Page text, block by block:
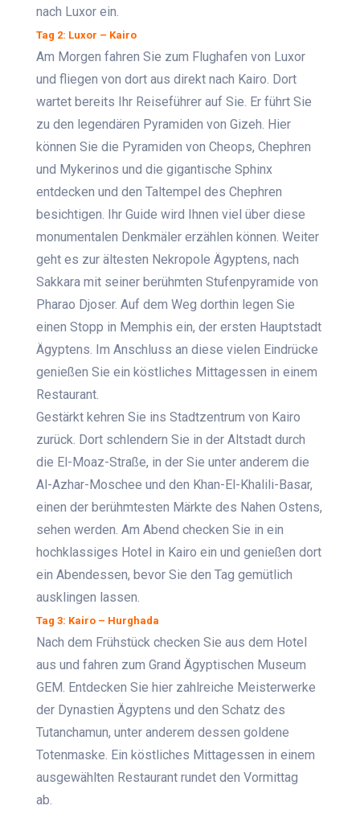
nach Luxor ein.
Tag 2: Luxor – Kairo
Am Morgen fahren Sie zum Flughafen von Luxor
und fliegen von dort aus direkt nach Kairo. Dort
wartet bereits Ihr Reiseführer auf Sie. Er führt Sie
zu den legendären Pyramiden von Gizeh. Hier
können Sie die Pyramiden von Cheops, Chephren
und Mykerinos und die gigantische Sphinx
entdecken und den Taltempel des Chephren
besichtigen. Ihr Guide wird Ihnen viel über diese
monumentalen Denkmäler erzählen können. Weiter
geht es zur ältesten Nekropole Ägyptens, nach
Sakkara mit seiner berühmten Stufenpyramide von
Pharao Djoser. Auf dem Weg dorthin legen Sie
einen Stopp in Memphis ein, der ersten Hauptstadt
Ägyptens. Im Anschluss an diese vielen Eindrücke
genießen Sie ein köstliches Mittagessen in einem
Restaurant.
Gestärkt kehren Sie ins Stadtzentrum von Kairo
zurück. Dort schlendern Sie in der Altstadt durch
die El-Moaz-Straße, in der Sie unter anderem die
Al-Azhar-Moschee und den Khan-El-Khalili-Basar,
einen der berühmtesten Märkte des Nahen Ostens,
sehen werden. Am Abend checken Sie in ein
hochklassiges Hotel in Kairo ein und genießen dort
ein Abendessen, bevor Sie den Tag gemütlich
ausklingen lassen.
Tag 3: Kairo – Hurghada
Nach dem Frühstück checken Sie aus dem Hotel
aus und fahren zum Grand Ägyptischen Museum
GEM. Entdecken Sie hier zahlreiche Meisterwerke
der Dynastien Ägyptens und den Schatz des
Tutanchamun, unter anderem dessen goldene
Totenmaske. Ein köstliches Mittagessen in einem
ausgewählten Restaurant rundet den Vormittag
ab.